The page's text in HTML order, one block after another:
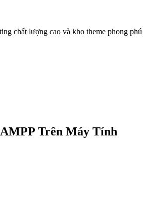
chất lượng cao và kho theme phong
Trên Máy Tính